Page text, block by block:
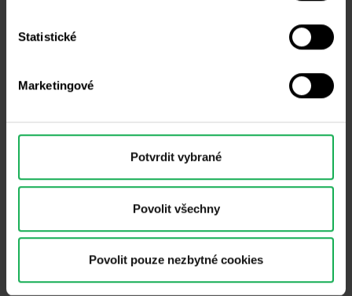
Statistické
Marketingové
Potvrdit vybrané
Povolit všechny
Povolit pouze nezbytné cookies
Pro novináře
CFD jsou složité finanční nástroje a vzhledem k pákovému efektu s
investorů při obchodování s CFD u tohoto poskytovatele přichází o